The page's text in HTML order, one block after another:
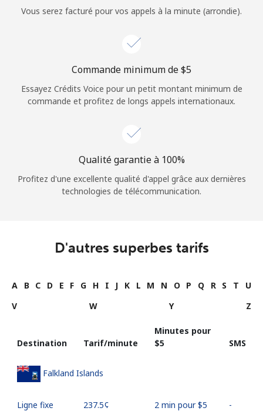
Vous serez facturé pour vos appels à la minute (arrondie).
Commande minimum de ⁦$5⁩
Essayez Crédits Voice pour un petit montant minimum de
commande et profitez de longs appels internationaux.
Qualité garantie à 100%
Profitez d'une excellente qualité d'appel grâce aux dernières
technologies de télécommunication.
D'autres superbes tarifs
A B C D E F G H I J K L M N O P Q R S T
U
V
W Y Z
Destination Tarif/minute
Minutes pour
⁦$5⁩
SMS
Falkland Islands
Ligne fixe ⁦237.5¢⁩ 2 min pour ⁦$5⁩ -